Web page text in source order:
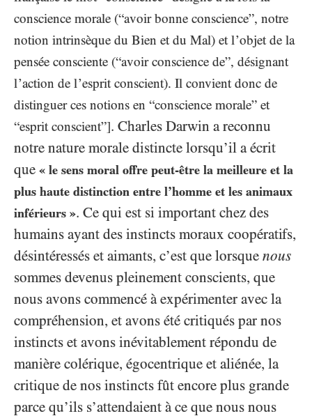
conscience morale (“avoir bonne conscience”, notre
notion intrinsèque du Bien et du Mal) et l’objet de la
pensée consciente (“avoir conscience de”, désignant
l’action de l’esprit conscient). Il convient donc de
distinguer ces notions en “conscience morale” et
“esprit conscient”]. Charles Darwin a reconnu
notre nature morale distincte lorsqu’il a écrit
que « le sens moral offre peut-être la meilleure et la
plus haute distinction entre l’homme et les animaux
inférieurs ». Ce qui est si important chez des
humains ayant des instincts moraux coopératifs,
désintéressés et aimants, c’est que lorsque nous
sommes devenus pleinement conscients, que
nous avons commencé à expérimenter avec la
compréhension, et avons été critiqués par nos
instincts et avons inévitablement répondu de
manière colérique, égocentrique et aliénée, la
critique de nos instincts fût encore plus grande
parce qu’ils s’attendaient à ce que nous nous